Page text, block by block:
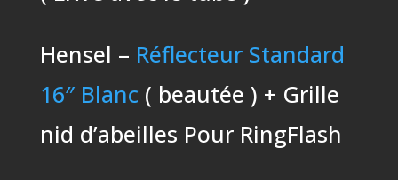
Hensel – Réflecteur Standard
16″ Blanc ( beautée ) + Grille
nid d’abeilles Pour RingFlash